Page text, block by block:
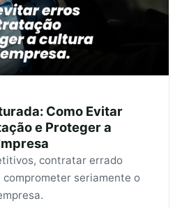
Como Evitar
e Proteger a
contratar errado
seriamente o